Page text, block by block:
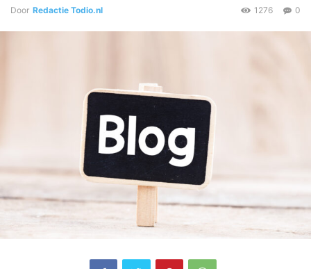
Door Redactie Todio.nl 0
1276